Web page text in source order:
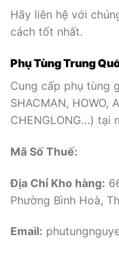
Hãy liên hệ với
cách tốt nhất.
Phụ Tùng Trung
Cung cấp phụ tùng
SHACMAN, HOWO,
CHENGLONG…) tại
Mã Số Thuế:
Địa Chỉ Kho hàng:
Phường Bình Hoà,
Email: